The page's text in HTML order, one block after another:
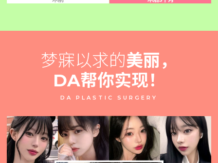
梦寐以求的美丽，
DA帮你实现！
DA PLASTIC SURGERY